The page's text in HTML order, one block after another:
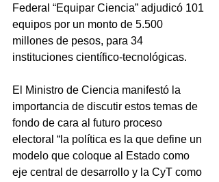
Federal “Equipar Ciencia” adjudicó 101
equipos por un monto de 5.500
millones de pesos, para 34
instituciones científico-tecnológicas.
El Ministro de Ciencia manifestó la
importancia de discutir estos temas de
fondo de cara al futuro proceso
electoral “la política es la que define un
modelo que coloque al Estado como
eje central de desarrollo y la CyT como